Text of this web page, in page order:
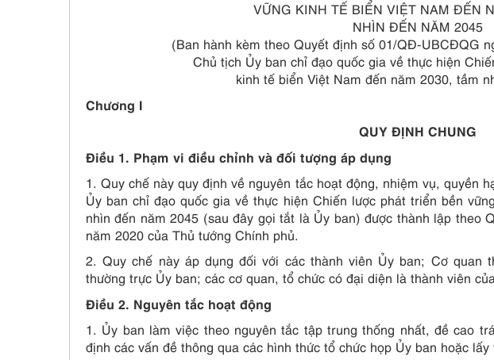
VỮNG KINH TẾ BIỂN VIỆT NAM ĐẾN
NHÌN ĐẾN NĂM 2045
(Ban hành kèm theo Quyết định số 01/QĐ-UBCĐQG
Chủ tịch Ủy ban chỉ đạo quốc gia về thực hiện
kinh tế biển Việt Nam đến năm 2030, tầm
Chương I
QUY ĐỊNH CHUNG
Điều 1. Phạm vi điều chỉnh và đối tượng áp dụng
1. Quy chế này quy định về nguyên tắc hoạt động, nhiệm vụ, quyền
Ủy ban chỉ đạo quốc gia về thực hiện Chiến lược phát triển bền
nhìn đến năm 2045 (sau đây gọi tắt là Ủy ban) được thành lập theo
năm 2020 của Thủ tướng Chính phủ.
2. Quy chế này áp dụng đối với các thành viên Ủy ban; Cơ quan
thường trực Ủy ban; các cơ quan, tổ chức có đại diện là thành viên
Điều 2. Nguyên tắc hoạt động
1. Ủy ban làm việc theo nguyên tắc tập trung thống nhất, đề cao
định các vấn đề thông qua các hình thức tổ chức họp Ủy ban hoặc